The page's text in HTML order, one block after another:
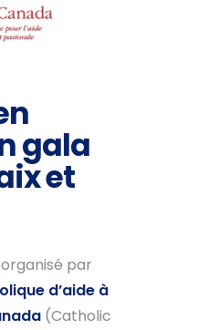
gala
et
par
d’aide à
(Catholic